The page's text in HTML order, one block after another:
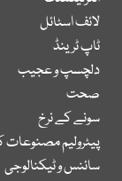
لائف اسٹائل
ٹاپ ٹرینڈ
دلچسپ و عجیب
صحت
سونے کے نرخ
پیٹرولیم
سائنس و ٹیکنالوجی